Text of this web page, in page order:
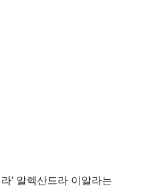
’ 알렉산드라 이알라는